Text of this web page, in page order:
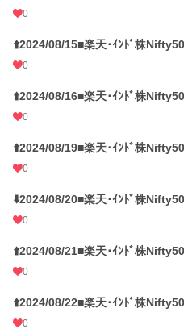
0
⬆️2024/08/15■楽天･ｲﾝﾄﾞ株Nifty50
0
⬆️2024/08/16■楽天･ｲﾝﾄﾞ株Nifty50
0
⬆️2024/08/19■楽天･ｲﾝﾄﾞ株Nifty50
0
⬇️2024/08/20■楽天･ｲﾝﾄﾞ株Nifty50
0
⬆️2024/08/21■楽天･ｲﾝﾄﾞ株Nifty50
0
⬆️2024/08/22■楽天･ｲﾝﾄﾞ株Nifty50
0